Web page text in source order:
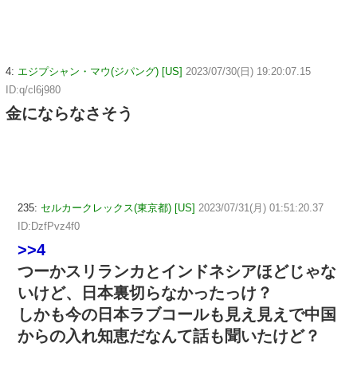
4: エジプシャン・マウ(ジパング) [US] 2023/07/30(日) 19:20:07.15
ID:q/cl6j980
金にならなさそう
235: セルカークレックス(東京都) [US] 2023/07/31(月) 01:51:20.37
ID:DzfPvz4f0
>>4
つーかスリランカとインドネシアほどじゃな
いけど、日本裏切らなかったっけ？
しかも今の日本ラブコールも見え見えで中国
からの入れ知恵だなんて話も聞いたけど？